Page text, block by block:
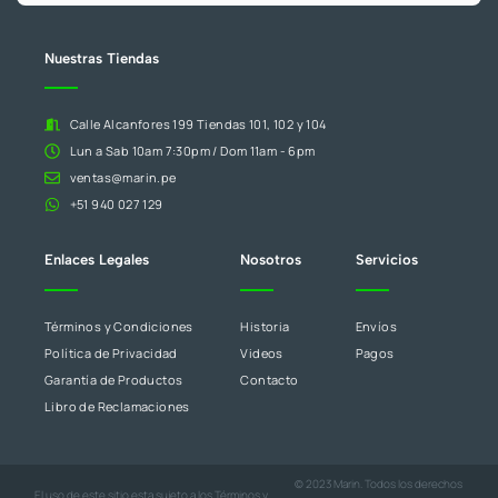
blanco.
Nuestras Tiendas
Calle Alcanfores 199 Tiendas 101, 102 y 104
Lun a Sab 10am 7:30pm / Dom 11am - 6pm
ventas@marin.pe
+51 940 027 129
Enlaces Legales
Términos y Condiciones
Política de Privacidad
Garantía de Productos
Libro de Reclamaciones
Nosotros
Historia
Videos
Contacto
Servicios
Envíos
Pagos
El uso de este sitio esta sujeto a los Términos y
© 2023 Marin. Todos los derechos